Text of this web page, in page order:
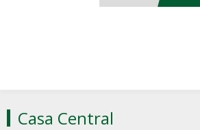
Casa Central